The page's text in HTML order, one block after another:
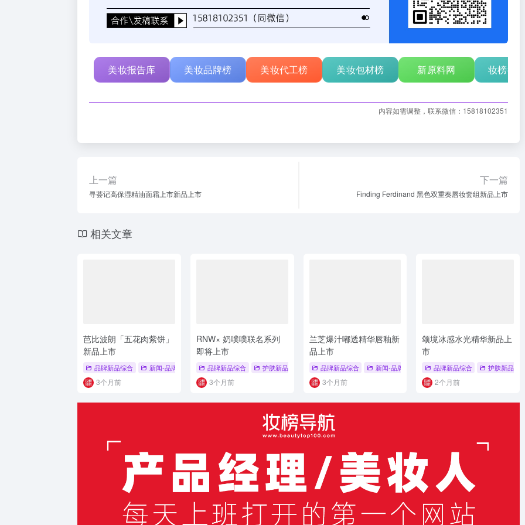
美妆报告库 美妆品牌榜 美妆代工榜 美妆包材榜 新原料网 妆榜行
内容如需调整，联系微信：15818102351
上一篇
寻荟记高保湿精油面霜上市新品上市
下一篇
Finding Ferdinand 黑色双重奏唇妆套组新品上市
相关文章
芭比波朗「五花肉紫饼」
新品上市
品牌新品综合 新闻-品牌新品 # 彩妆底妆新品 # 新品上市 # 芭比波朗
3个月前
RNW× 奶噗噗联名系列
即将上市
品牌新品综合 护肤新品 # 面膜新品 # 品牌新品 # 品牌系列新品
3个月前
兰芝爆汁嘟透精华唇釉新
品上市
品牌新品综合 新闻-品牌新品 # 新品上市 # 彩妆 # 唇釉
3个月前
颂境冰感水光精华新品上
市
品牌新品综合 护肤新品
2个月前